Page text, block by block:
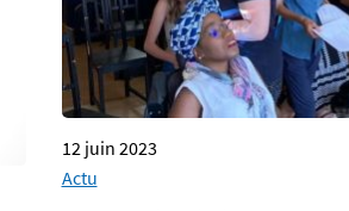
12 juin 2023
Actu